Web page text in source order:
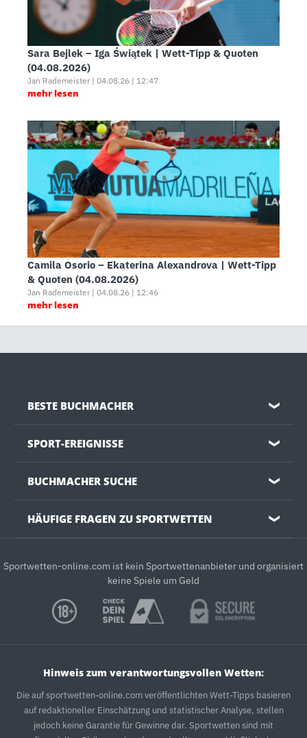
Sara Bejlek – Iga Świątek | Wett-Tipp & Quoten
(04.08.2026)
Jan Rademeister | 04.08.26 | 12:47
mehr lesen
Camila Osorio – Ekaterina Alexandrova | Wett-Tipp
& Quoten (04.08.2026)
Jan Rademeister | 04.08.26 | 12:46
mehr lesen
BESTE BUCHMACHER ❯
SPORT-EREIGNISSE ❯
BUCHMACHER SUCHE ❯
HÄUFIGE FRAGEN ZU SPORTWETTEN ❯
Sportwetten-online.com ist kein Sportwettenanbieter und organisiert
keine Spiele um Geld
Hinweis zum verantwortungsvollen Wetten:
Die auf sportwetten-online.com veröffentlichten Wett-Tipps basieren
auf redaktioneller Einschätzung und statistischer Analyse, stellen
jedoch keine Garantie für Gewinne dar. Sportwetten sind mit